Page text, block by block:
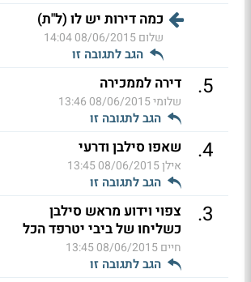
כמה דירות יש לו (ל"ת)
שלום08/06/2015 14:04
הגב לתגובה זו
5
. דירה לממכירה
שלומי08/06/2015 13:46
הגב לתגובה זו
4
. שאפו סילבן ודרעי
אילן08/06/2015 13:45
הגב לתגובה זו
3
.
צפוי וידוע מראש סילבן
כשליחו של ביבי יטרפד הכל
חיים08/06/2015 13:45
הגב לתגובה זו